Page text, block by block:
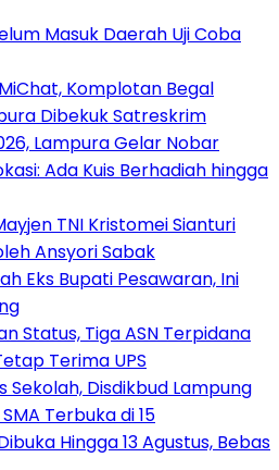
Masuk Daerah Uji Coba
Komplotan Begal
Dibekuk Satreskrim
Lampura Gelar Nobar
Ada Kuis Berhadiah hingga
TNI Kristomei Sianturi
Ansyori Sabak
Eks Bupati Pesawaran, Ini
Status, Tiga ASN Terpidana
Terima UPS
Sekolah, Disdikbud Lampung
Terbuka di 15
Hingga 13 Agustus, Bebas